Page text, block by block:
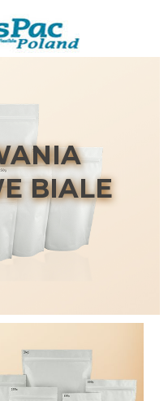
BIALE